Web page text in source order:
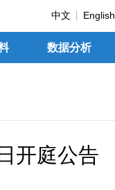
中文 English
数据分析
开庭公告